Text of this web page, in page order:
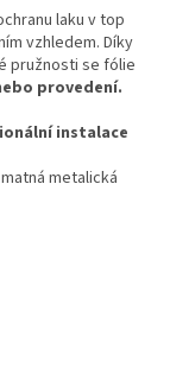
laku v top
vzhledem. Díky
pružnosti se fólie
provedení.
instalace
metalická